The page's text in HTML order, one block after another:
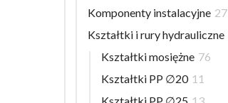
Komponenty instalacyjne 27
Kształtki i rury hydrauliczne
Kształtki mosiężne 76
Kształtki PP ∅20 11